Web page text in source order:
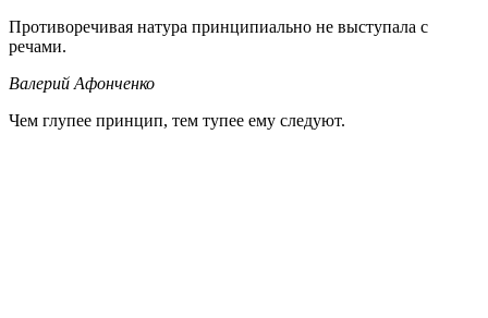
Противоречивая натура принципиально не выступала с
речами.
Валерий Афонченко
Чем глупее принцип, тем тупее ему следуют.